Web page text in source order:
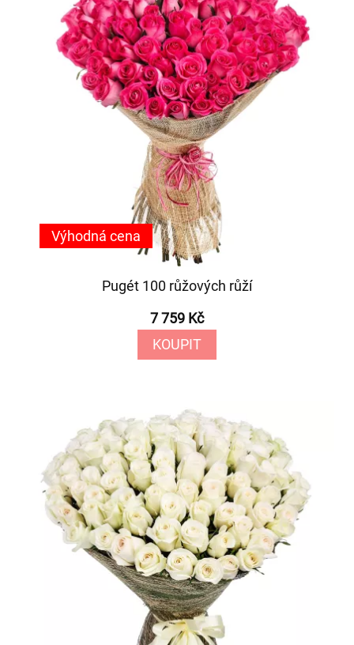
Pugét 100 růžových růží
7 759 Kč
KOUPIT
Výhodná cena